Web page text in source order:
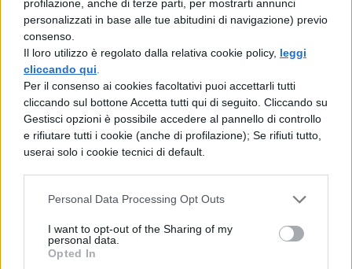
profilazione, anche di terze parti, per mostrarti annunci
personalizzati in base alle tue abitudini di navigazione) previo
consenso.
Il loro utilizzo è regolato dalla relativa cookie policy, leggi
cliccando qui
Per il consenso ai cookies facoltativi puoi accettarli tutti
cliccando sul bottone Accetta tutti qui di seguito. Cliccando su
Gestisci opzioni è possibile accedere al pannello di controllo
e rifiutare tutti i cookie (anche di profilazione); Se rifiuti tutto,
userai solo i cookie tecnici di default.
Personal Data Processing Opt Outs
I want to opt-out of the Sharing of my
personal data.
Opted In
eccellenze.
TI POTREBBE INTERESSARE
NEWS SCUOLA
Carta docente 2026,
blocco del 31 agosto: